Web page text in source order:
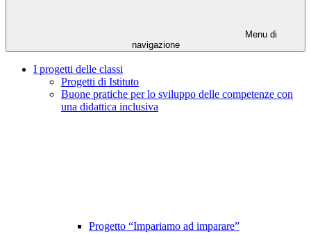
Menu di
navigazione
I progetti delle classi
Progetti di Istituto
Buone pratiche per lo sviluppo delle competenze con
una didattica inclusiva
Progetto “Impariamo ad imparare”